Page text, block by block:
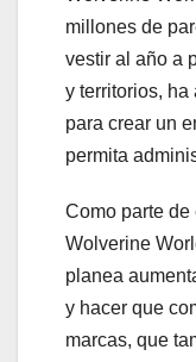
millones de
vestir al año a
y territorios, ha
para crear un
permita
Como parte
Wolverine
planea
y hacer que
marcas, que